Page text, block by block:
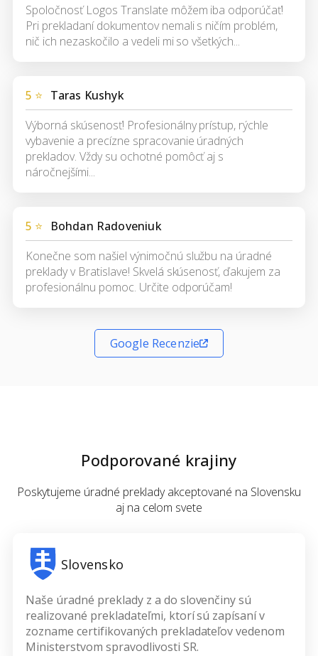
Spoločnosť Logos Translate môžem iba odporúčať!
Pri prekladaní dokumentov nemali s ničím problém,
nič ich nezaskočilo a vedeli mi so všetkých...
5 ⭐ Taras Kushyk
Výborná skúsenosť! Profesionálny prístup, rýchle
vybavenie a precízne spracovanie úradných
prekladov. Vždy su ochotné pomôcť aj s
náročnejšími...
5 ⭐
Bohdan Radoveniuk
Konečne som našiel výnimočnú službu na úradné
preklady v Bratislave! Skvelá skúsenosť, ďakujem za
profesionálnu pomoc. Určite odporúčam!
Google Recenzie
Podporované krajiny
Poskytujeme úradné preklady akceptované na Slovensku
aj na celom svete
Slovensko
Naše úradné preklady z a do slovenčiny sú
realizované prekladateľmi, ktorí sú zapísaní v
zozname certifikovaných prekladateľov vedenom
Ministerstvom spravodlivosti SR.